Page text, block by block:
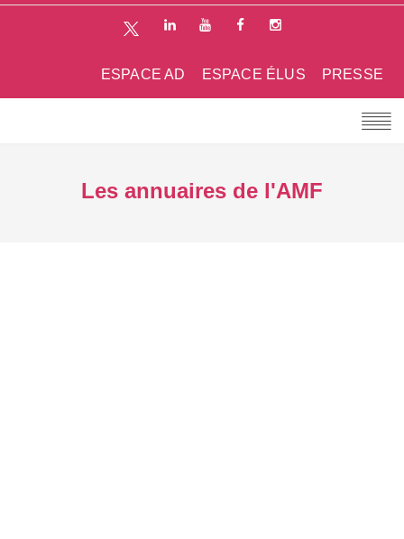
PRESSE
ESPACE ÉLUS
ESPACE AD
Les annuaires de l'AMF